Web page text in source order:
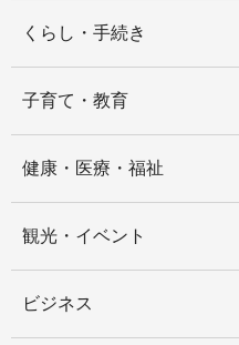
くらし・手続き
子育て・教育
健康・医療・福祉
観光・イベント
ビジネス